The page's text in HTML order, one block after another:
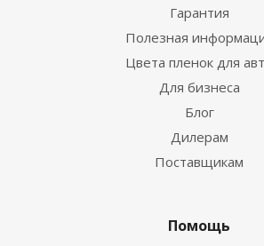
Гарантия
Полезная
Цвета пленок для
Для бизнеса
Блог
Дилерам
Поставщикам
Помощь